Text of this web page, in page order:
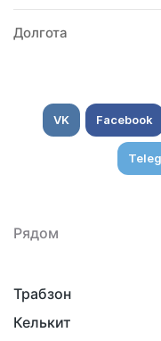
Долгота
VK Facebook
Рядом
Трабзон
Келькит